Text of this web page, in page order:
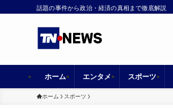
話題の事件から政治・経済の真相まで徹底解説
ホーム エンタメ スポーツ
ホーム スポーツ